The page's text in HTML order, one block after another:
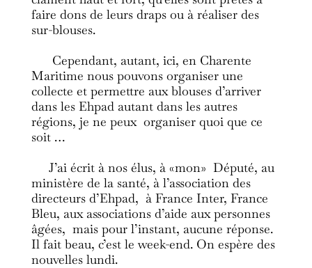
faire dons de leurs draps ou à réaliser des
sur-blouses.
Cependant, autant, ici, en Charente
Maritime nous pouvons organiser une
collecte et permettre aux blouses d’arriver
dans les Ehpad autant dans les autres
régions, je ne peux organiser quoi que ce
soit …
J’ai écrit à nos élus, à «mon» Député, au
ministère de la santé, à l’association des
directeurs d’Ehpad, à France Inter, France
Bleu, aux associations d’aide aux personnes
âgées, mais pour l’instant, aucune réponse.
Il fait beau, c’est le week-end. On espère des
nouvelles lundi.